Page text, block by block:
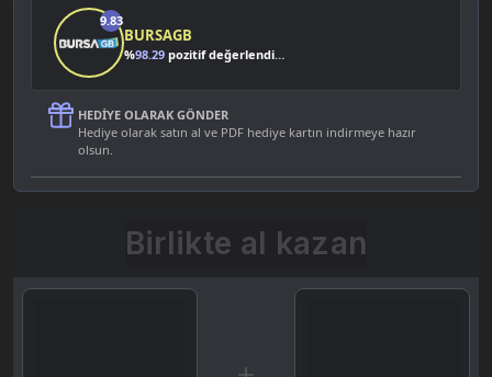
9.83
BURSAGB
%98.29 pozitif değerlendirme
HEDIYE OLARAK GÖNDER
Hediye olarak satın al ve PDF hediye kartın indirmeye hazır
olsun.
Birlikte al kazan